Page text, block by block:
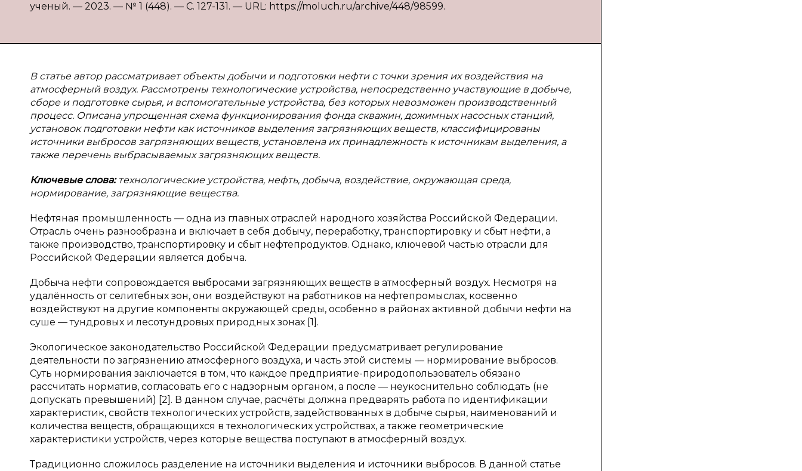
ученый. — 2023. — № 1 (448). — С. 127-131. — URL: https://moluch.ru/archive/448/98599.
В статье автор рассматривает объекты добычи и подготовки нефти с точки зрения их воздействия на
атмосферный воздух. Рассмотрены технологические устройства, непосредственно участвующие в добыче,
сборе и подготовке сырья, и вспомогательные устройства, без которых невозможен производственный
процесс. Описана упрощенная схема функционирования фонда скважин, дожимных насосных станций,
установок подготовки нефти как источников выделения загрязняющих веществ, классифицированы
источники выбросов загрязняющих веществ, установлена их принадлежность к источникам выделения, а
также перечень выбрасываемых загрязняющих веществ.
Ключевые слова: технологические устройства, нефть, добыча, воздействие, окружающая среда,
нормирование, загрязняющие вещества.
Нефтяная промышленность — одна из главных отраслей народного хозяйства Российской Федерации.
Отрасль очень разнообразна и включает в себя добычу, переработку, транспортировку и сбыт нефти, а
также производство, транспортировку и сбыт нефтепродуктов. Однако, ключевой частью отрасли для
Российской Федерации является добыча.
Добыча нефти сопровождается выбросами загрязняющих веществ в атмосферный воздух. Несмотря на
удалённость от селитебных зон, они воздействуют на работников на нефтепромыслах, косвенно
воздействуют на другие компоненты окружающей среды, особенно в районах активной добычи нефти на
суше — тундровых и лесотундровых природных зонах [1].
Экологическое законодательство Российской Федерации предусматривает регулирование
деятельности по загрязнению атмосферного воздуха, и часть этой системы — нормирование выбросов.
Суть нормирования заключается в том, что каждое предприятие-природопользователь обязано
рассчитать норматив, согласовать его с надзорным органом, а после — неукоснительно соблюдать (не
допускать превышений) [2]. В данном случае, расчёты должна предварять работа по идентификации
характеристик, свойств технологических устройств, задействованных в добыче сырья, наименований и
количества веществ, обращающихся в технологических устройствах, а также геометрические
характеристики устройств, через которые вещества поступают в атмосферный воздух.
Традиционно сложилось разделение на источники выделения и источники выбросов. В данной статье